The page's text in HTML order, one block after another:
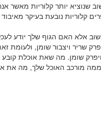
שנוציא יותר קלוריות מאשר
קלוריות נובעת בעיקר
אלא האם הגוף שלך יודע
שריר ויצבור שומן, ולעומת
שומן. מה שאת אוכלת
מורכב האוכל שלך, מה את